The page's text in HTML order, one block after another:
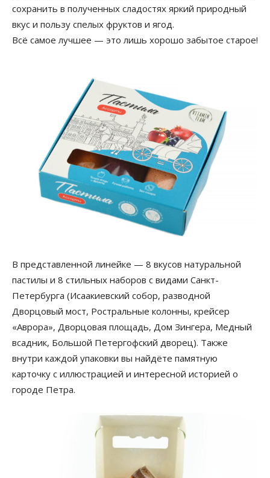
сохранить в полученных сладостях яркий природный
вкус и пользу спелых фруктов и ягод.
Всё самое лучшее — это лишь хорошо забытое старое!
В представленной линейке — 8 вкусов натуральной
пастилы и 8 стильных наборов с видами Санкт-
Петербурга (Исаакиевский собор, разводной
Дворцовый мост, Ростральные колонны, крейсер
«Аврора», Дворцовая площадь, Дом Зингера, Медный
всадник, Большой Петергофский дворец). Также
внутри каждой упаковки вы найдёте памятную
карточку с иллюстрацией и интересной историей о
городе Петра.